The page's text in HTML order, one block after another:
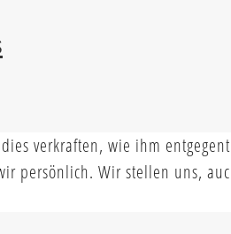
verkraften, wie ihm
persönlich. Wir stellen uns,